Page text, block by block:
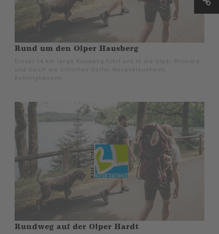
Rund um den Olper Hausberg
Dieser 14 km lange Rundweg führt uns in die Olper Rhonard
und durch die östlichen Dörfer Neuenkleusheim,
Rehringhausen,.
Rundweg auf der Olper Hardt